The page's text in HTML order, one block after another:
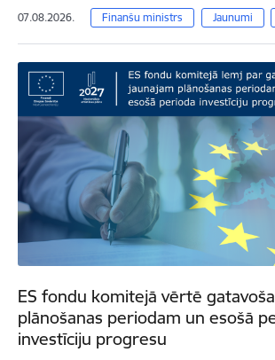
07.08.2026. Finanšu ministrs Jaunumi
ES fondu komitejā vērtē
plānošanas periodam un esošā
investīciju progresu